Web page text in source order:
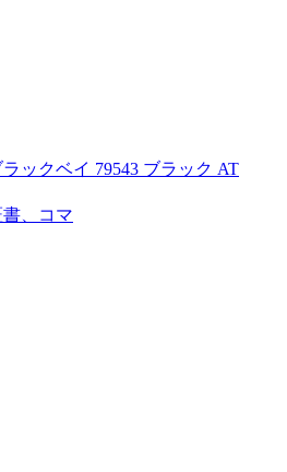
ックベイ 79543 ブラック AT
、コマ